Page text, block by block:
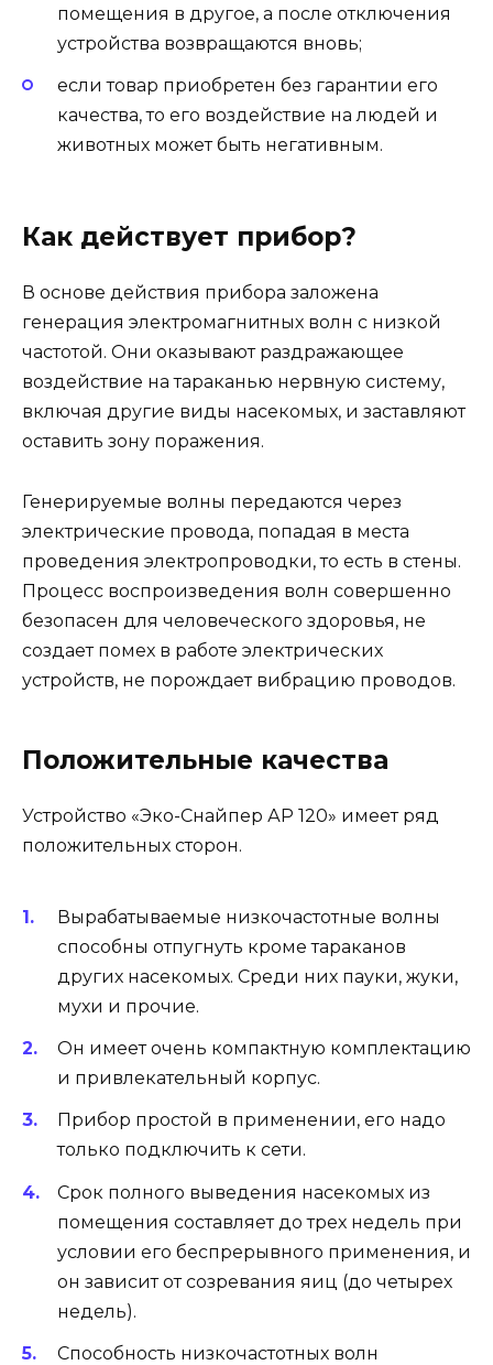
помещения в другое, а после отключения
устройства возвращаются вновь;
если товар приобретен без гарантии его
качества, то его воздействие на людей и
животных может быть негативным.
Как действует прибор?
В основе действия прибора заложена
генерация электромагнитных волн с низкой
частотой. Они оказывают раздражающее
воздействие на тараканью нервную систему,
включая другие виды насекомых, и заставляют
оставить зону поражения.
Генерируемые волны передаются через
электрические провода, попадая в места
проведения электропроводки, то есть в стены.
Процесс воспроизведения волн совершенно
безопасен для человеческого здоровья, не
создает помех в работе электрических
устройств, не порождает вибрацию проводов.
Положительные качества
Устройство «Эко-Снайпер АР 120» имеет ряд
положительных сторон.
Вырабатываемые низкочастотные волны
способны отпугнуть кроме тараканов
других насекомых. Среди них пауки, жуки,
мухи и прочие.
Он имеет очень компактную комплектацию
и привлекательный корпус.
Прибор простой в применении, его надо
только подключить к сети.
Срок полного выведения насекомых из
помещения составляет до трех недель при
условии его беспрерывного применения, и
он зависит от созревания яиц (до четырех
недель).
Способность низкочастотных волн